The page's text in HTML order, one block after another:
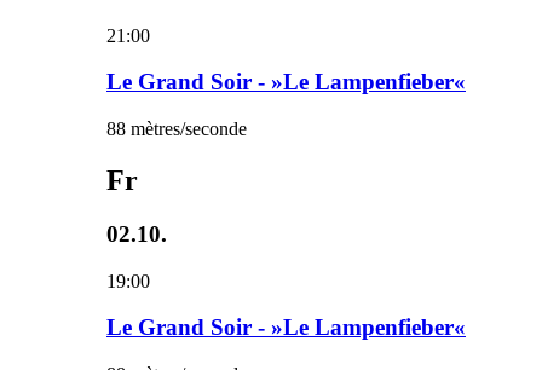
21:00
Le Grand Soir - »Le Lampenfieber«
88 mètres/seconde
Fr
02.10.
19:00
Le Grand Soir - »Le Lampenfieber«